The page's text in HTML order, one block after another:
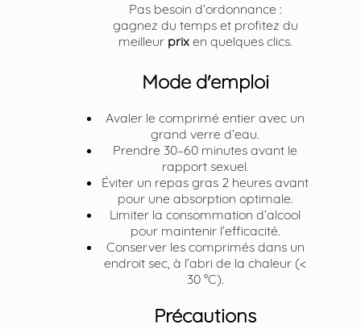
Pas besoin d’ordonnance :
gagnez du temps et profitez du
meilleur prixen quelques clics.
Mode d'emploi
Avaler le comprimé entier avec un
grand verre d’eau.
Prendre 30–60 minutes avant le
rapport sexuel.
Éviter un repas gras 2 heures avant
pour une absorption optimale.
Limiter la consommation d’alcool
pour maintenir l’efficacité.
Conserver les comprimés dans un
endroit sec, à l’abri de la chaleur (<
30 °C).
Précautions